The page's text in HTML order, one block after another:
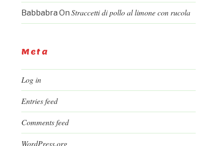
Babbabra On Straccetti di pollo al limone con rucola
Meta
Log in
Entries feed
Comments feed
WordPress.org